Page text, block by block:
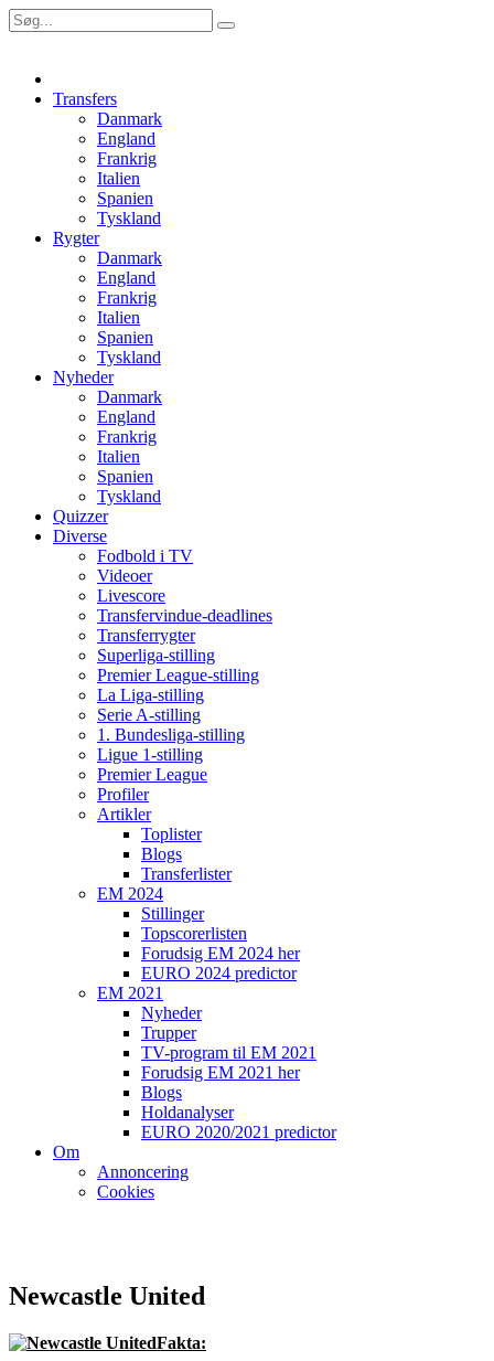
Transfers
Danmark
England
Frankrig
Italien
Spanien
Tyskland
Rygter
Danmark
England
Frankrig
Italien
Spanien
Tyskland
Nyheder
Danmark
England
Frankrig
Italien
Spanien
Tyskland
Quizzer
Diverse
Fodbold i TV
Videoer
Livescore
Transfervindue-deadlines
Transferrygter
Superliga-stilling
Premier League-stilling
La Liga-stilling
Serie A-stilling
1. Bundesliga-stilling
Ligue 1-stilling
Premier League
Profiler
Artikler
Toplister
Blogs
Transferlister
EM 2024
Stillinger
Topscorerlisten
Forudsig EM 2024 her
EURO 2024 predictor
EM 2021
Nyheder
Trupper
TV-program til EM 2021
Forudsig EM 2021 her
Blogs
Holdanalyser
EURO 2020/2021 predictor
Om
Annoncering
Cookies
Newcastle United
Fakta: